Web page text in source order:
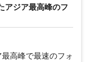
アジア最高峰のフ
高峰で最速のフォ